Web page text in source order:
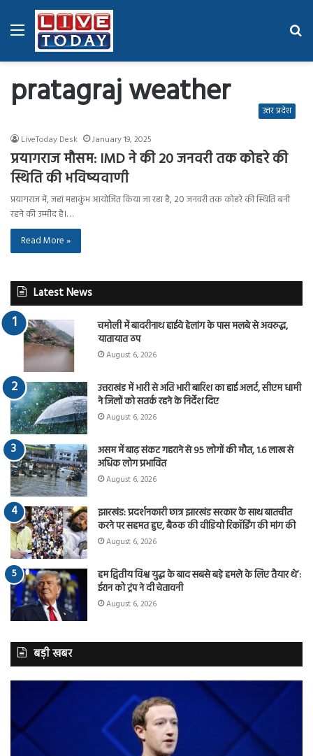
Menu
pratagraj weather उत्तर प्रदेश
LiveToday Desk January 19, 2025
प्रयागराज मौसम: IMD ने की 20 जनवरी तक कोहरे की
स्थिति की भविष्यवाणी
प्रयागराज में, जहां महाकुंभ आयोजित किया जा रहा है, 20 जनवरी तक कोहरे की स्थिति बनी
रहने की उम्मीद है।…
Read More »
Latest News
चमोली में बादरीनाथ हाईवे हेलांग के पास मलबे से अवरुद्ध,
यातायात ठप
August 6, 2026
उत्तराखंड में भारी से अति भारी बारिश का हाई अलर्ट, सीएम धामी
ने जिलों को सतर्क रहने के निर्देश दिए
August 6, 2026
असम में बाढ़ संकट गहराने से 95 लोगों की मौत, 1.6 लाख से
अधिक लोग प्रभावित
August 6, 2026
झारखंड: प्रदर्शनकारी छात्र झारखंड सरकार के साथ बातचीत
करने पर सहमत हुए, बैठक की वीडियो रिकॉर्डिंग की मांग की
August 6, 2026
हम द्वितीय विश्व युद्ध के बाद सबसे बड़े हमले के लिए तैयार थे’:
ईरान को ट्रंप ने दी चेतावनी
August 6, 2026
बड़ी खबर